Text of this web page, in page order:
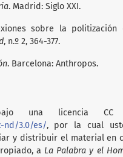
. Madrid: Siglo XXI.
sobre la
, n.º 2, 364-377.
. Barcelona: Anthropos.
una licencia CC
nd/3.0/es/, por la cual
y distribuir el material en
a La Palabra y el